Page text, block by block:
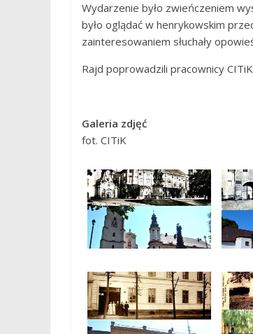
Wydarzenie było zwieńczeniem
było oglądać w henrykowskim
zainteresowaniem słuchały
Rajd poprowadzili pracownicy
Galeria zdjęć
fot. CITiK